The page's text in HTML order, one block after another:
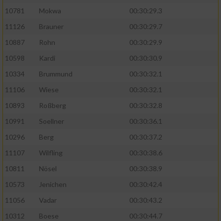
10781
Mokwa
00:30:29.3
11126
Brauner
00:30:29.7
10887
Rohn
00:30:29.9
10598
Kardi
00:30:30.9
10334
Brummund
00:30:32.1
11106
Wiese
00:30:32.1
10893
Roßberg
00:30:32.8
10991
Soellner
00:30:36.1
10296
Berg
00:30:37.2
11107
Wilfling
00:30:38.6
10811
Nösel
00:30:38.9
10573
Jenichen
00:30:42.4
11056
Vadar
00:30:43.2
10312
Boese
00:30:44.7